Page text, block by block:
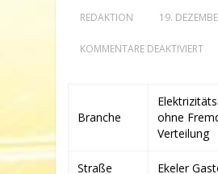
REDAKTION 19.
KOMMENTARE DEAKTIVIERTFÜR
PV
&
CO.
Branche
ohne
Verteilung
Straße Ekeler